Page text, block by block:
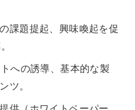
課題提起、興味喚起を促
への誘導、基本的な製
ツ。